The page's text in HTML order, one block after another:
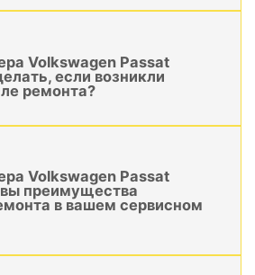
Volkswagen Passat
если возникли
ремонта?
Volkswagen Passat
преимущества
в вашем сервисном